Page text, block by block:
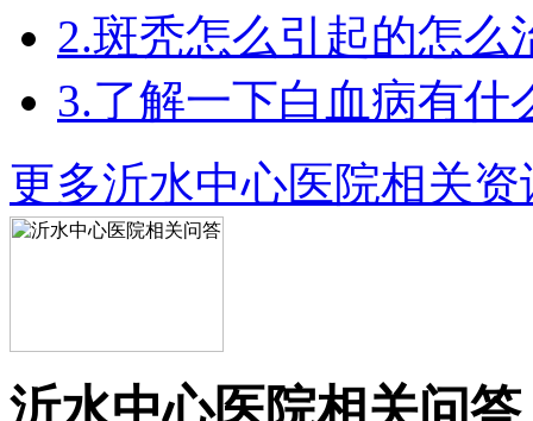
2.斑秃怎么引起的怎么
3.了解一下白血病有什
更多沂水中心医院相关资